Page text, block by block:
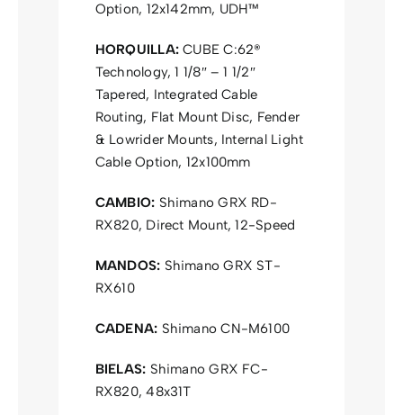
Option, 12x142mm, UDH™
HORQUILLA: CUBE C:62®
Technology, 1 1/8″ – 1 1/2″
Tapered, Integrated Cable
Routing, Flat Mount Disc, Fender
& Lowrider Mounts, Internal Light
Cable Option, 12x100mm
CAMBIO: Shimano GRX RD-
RX820, Direct Mount, 12-Speed
MANDOS: Shimano GRX ST-
RX610
CADENA: Shimano CN-M6100
BIELAS: Shimano GRX FC-
RX820, 48x31T